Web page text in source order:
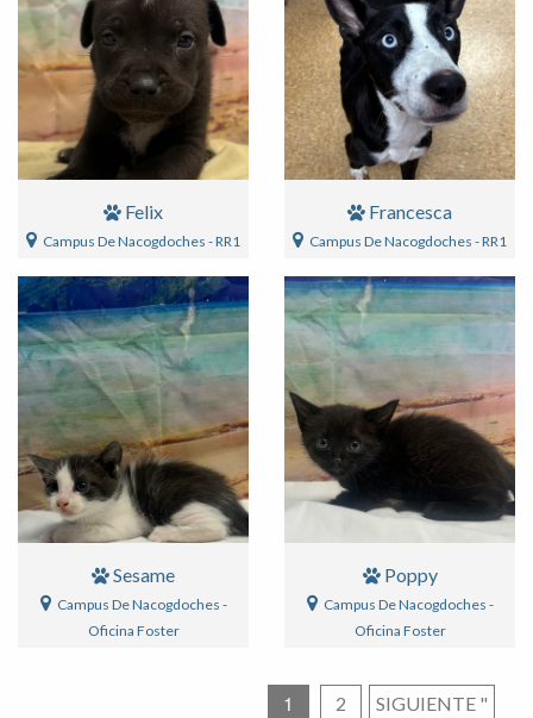
Felix
Campus De Nacogdoches - RR1
Francesca
Campus De Nacogdoches - RR1
Sesame
Campus De Nacogdoches -
Oficina Foster
Poppy
Campus De Nacogdoches -
Oficina Foster
1 2 SIGUIENTE "